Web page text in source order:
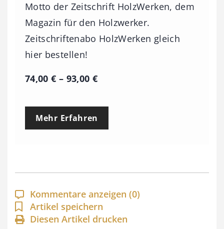
Motto der Zeitschrift HolzWerken, dem
Magazin für den Holzwerker.
Zeitschriftenabo HolzWerken gleich
hier bestellen!
74,00€ – 93,00 €P
e
p
a
n
n
Mehr Erfahren
Kommentare anzeigen (0)
Artikel speichern
Diesen Artikel drucken